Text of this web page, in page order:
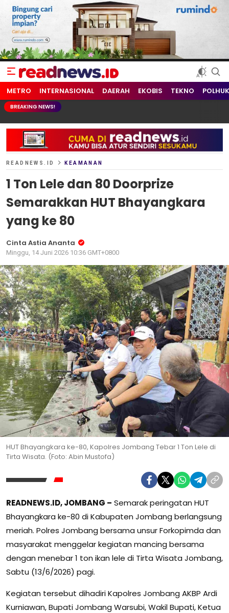
readnews.id
Berita Terkini, Update Terbaru Hari ini dari Indonesia dan Dunia
METRO INTERNASIONAL DAERAH EKOBIS TEKNO
BREAKING NEWS!
READNEWS.ID KEAMANAN
1 Ton Lele dan 80 Doorprize
Semarakkan HUT Bhayangkara
yang ke 80
Cinta Astia Ananta
Minggu, 14 Juni 2026 10:36 GMT+0800
HUT Bhayangkara ke-80, Kapolres Jombang Tebar 1 Ton Lele di
Tirta Wisata. (Foto: Abin Mustofa)
READNEWS.ID, JOMBANG – Semarak peringatan HUT
Bhayangkara ke-80 di Kabupaten Jombang berlangsung
meriah. Polres Jombang bersama unsur Forkopimda dan
masyarakat menggelar kegiatan mancing bersama
dengan menebar 1 ton ikan lele di Tirta Wisata Jombang,
Sabtu (13/6/2026) pagi.
Kegiatan tersebut dihadiri Kapolres Jombang AKBP Ardi
Kurniawan, Bupati Jombang Warsubi, Wakil Bupati, Ketua